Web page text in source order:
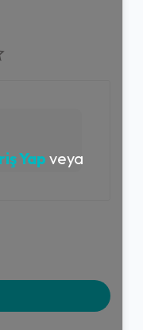
Yapveya